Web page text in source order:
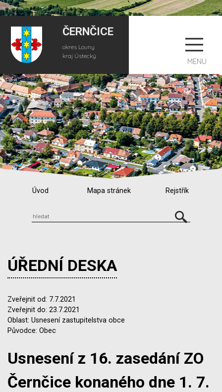
ČERNČICE
okres Louny
kraj Ústecký
MENU
Úvod Mapa stránek Rejstřík
ÚŘEDNÍ DESKA
Zveřejnit od: 7.7.2021
Zveřejnit do: 23.7.2021
Oblast: Usnesení zastupitelstva obce
Původce: Obec
Usnesení z 16. zasedání ZO
Černčice konaného dne 1. 7.